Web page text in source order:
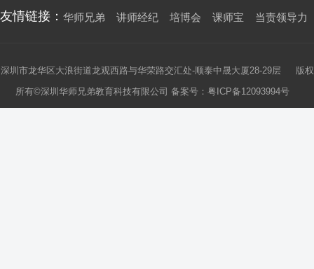
友情链接： 华师兄弟 讲师经纪 培博会 课师宝 当责领导力
深圳市龙华区大浪街道龙观西路与华荣路交汇处-顺泰中晟大厦28-29层 版权
所有©深圳华师兄弟教育科技有限公司 备案号： 粤ICP备12093994号